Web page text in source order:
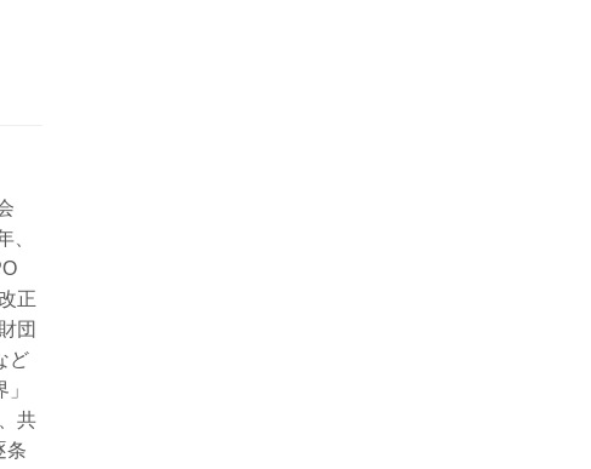
、
正
団
ど
共
条